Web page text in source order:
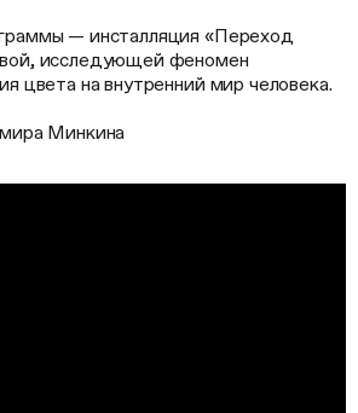
— инсталляция «Переход
исследующей феномен
цвета на внутренний мир человека.
Минкина